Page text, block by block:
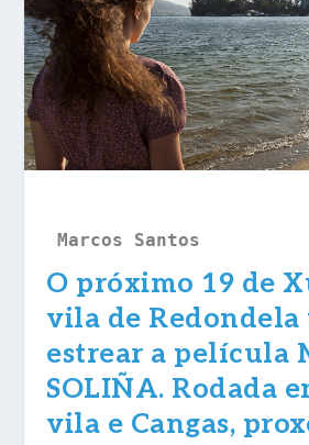
Marcos Santos
O próximo 19 de
vila de Redondela
estrear a película
SOLIÑA. Rodada
vila e Cangas,